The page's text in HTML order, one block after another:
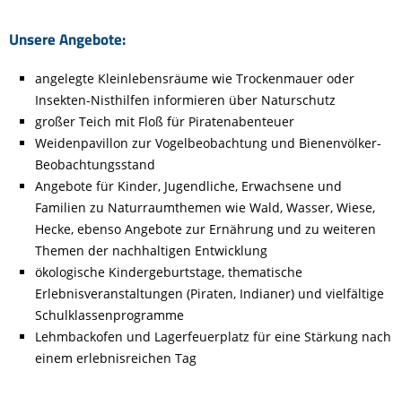
Unsere Angebote:
angelegte Kleinlebensräume wie Trockenmauer oder
Insekten-Nisthilfen informieren über Naturschutz
großer Teich mit Floß für Piratenabenteuer
Weidenpavillon zur Vogelbeobachtung und Bienenvölker-
Beobachtungsstand
Angebote für Kinder, Jugendliche, Erwachsene und
Familien zu Naturraumthemen wie Wald, Wasser, Wiese,
Hecke, ebenso Angebote zur Ernährung und zu weiteren
Themen der nachhaltigen Entwicklung
ökologische Kindergeburtstage, thematische
Erlebnisveranstaltungen (Piraten, Indianer) und vielfältige
Schulklassenprogramme
Lehmbackofen und Lagerfeuerplatz für eine Stärkung nach
einem erlebnisreichen Tag